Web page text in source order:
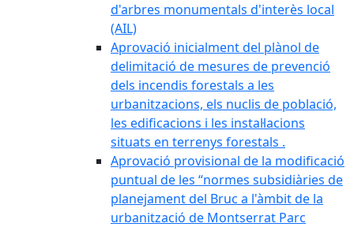
d'arbres monumentals d'interès local
(AIL)
Aprovació inicialment del plànol de
delimitació de mesures de prevenció
dels incendis forestals a les
urbanitzacions, els nuclis de població,
les edificacions i les instal·lacions
situats en terrenys forestals .
Aprovació provisional de la modificació
puntual de les “normes subsidiàries de
planejament del Bruc a l'àmbit de la
urbanització de Montserrat Parc